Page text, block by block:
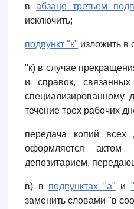
вабзаце третьем
исключить;
подпункт "к" изложить в
"к) в случае
и справок,
специализированному
течение трех рабочих
передача копий всех
оформляется актом
депозитарием,
в) в подпунктах "а" и
заменить словами "в